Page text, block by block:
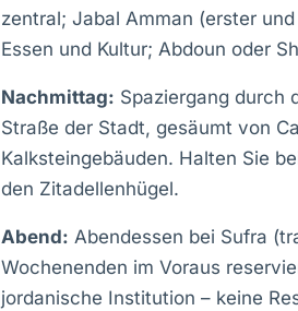
zentral; Jabal Amman (erster
Essen und Kultur; Abdoun oder
Nachmittag: Spaziergang durch
Straße der Stadt, gesäumt von
Kalksteingebäuden. Halten Sie
den Zitadellenhügel.
Abend: Abendessen bei Sufra
Wochenenden im Voraus
jordanische Institution – keine